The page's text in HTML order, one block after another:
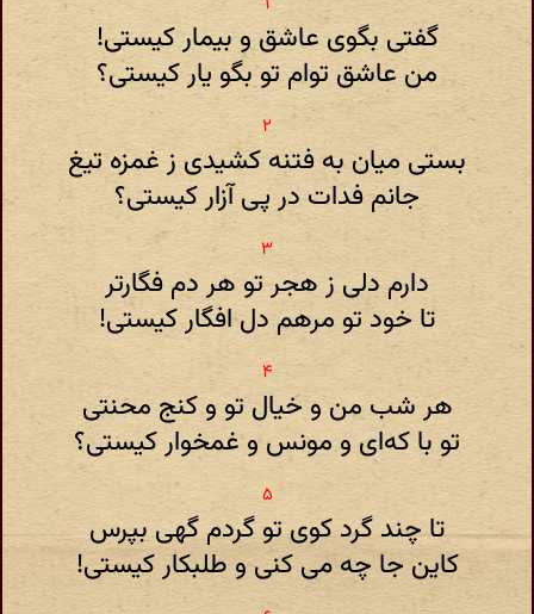
گفتی بگوی عاشق و بیمار کیستی!
من عاشق توام تو بگو یار کیستی؟
بستی میان به فتنه کشیدی ز غمزه تیغ
جانم فدات در پی آزار کیستی؟
دارم دلی ز هجر تو هر دم فگارتر
تا خود تو مرهم دل افگار کیستی!
هر شب من و خیال تو و کنج محنتی
تو با که‌ای و مونس و غمخوار کیستی؟
تا چند گرد کوی تو گردم گهی بپرس
کاین جا چه می کنی و طلبکار کیستی!